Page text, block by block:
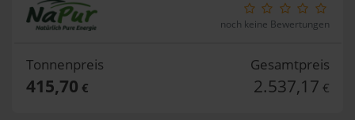
noch keine Bewertungen
Tonnenpreis
415,70 €
Gesamtpreis
2.537,17 €